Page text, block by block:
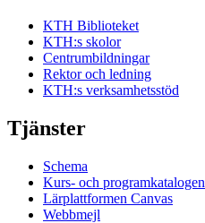
KTH Biblioteket
KTH:s skolor
Centrumbildningar
Rektor och ledning
KTH:s verksamhetsstöd
Tjänster
Schema
Kurs- och programkatalogen
Lärplattformen Canvas
Webbmejl